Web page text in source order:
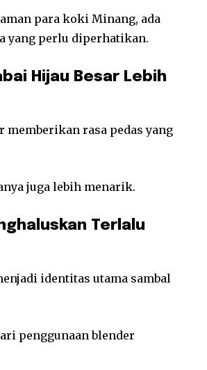
para koki Minang, ada
yang perlu diperhatikan.
Hijau Besar Lebih
memberikan rasa pedas yang
juga lebih menarik.
Terlalu
identitas utama sambal
penggunaan blender